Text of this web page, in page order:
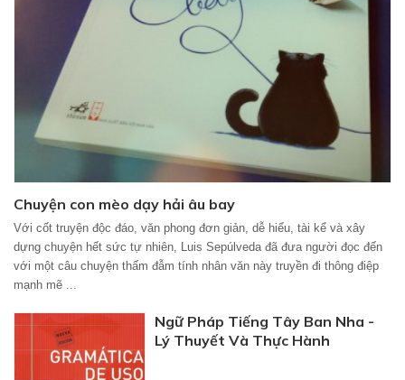
Chuyện con mèo dạy hải âu bay
Với cốt truyện độc đáo, văn phong đơn giản, dễ hiểu, tài kể và xây
dựng chuyện hết sức tự nhiên, Luis Sepúlveda đã đưa người đọc đến
với một câu chuyện thấm đẫm tính nhân văn này truyền đi thông điệp
mạnh mẽ ...
Ngữ Pháp Tiếng Tây Ban Nha -
Lý Thuyết Và Thực Hành